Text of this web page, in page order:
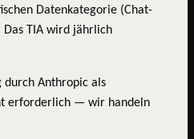
Datenkategorie (Chat-
Das TIA wird jährlich
durch Anthropic als
erforderlich — wir handeln